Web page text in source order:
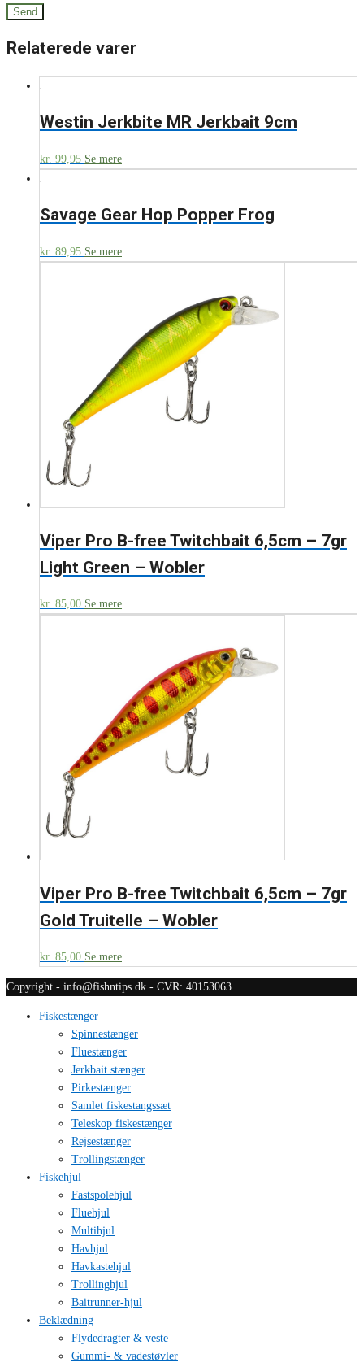
Relaterede varer
Westin Jerkbite MR Jerkbait 9cm
kr. 99,95 Se mere
Savage Gear Hop Popper Frog
kr. 89,95 Se mere
Viper Pro B-free Twitchbait 6,5cm – 7gr
Light Green – Wobler
kr. 85,00 Se mere
Viper Pro B-free Twitchbait 6,5cm – 7gr
Gold Truitelle – Wobler
kr. 85,00 Se mere
Copyright - info@fishntips.dk - CVR: 40153063
Fiskestænger
Spinnestænger
Fluestænger
Jerkbait stænger
Pirkestænger
Samlet fiskestangssæt
Teleskop fiskestænger
Rejsestænger
Trollingstænger
Fiskehjul
Fastspolehjul
Fluehjul
Multihjul
Havhjul
Havkastehjul
Trollinghjul
Baitrunner-hjul
Beklædning
Flydedragter & veste
Gummi- & vadestøvler